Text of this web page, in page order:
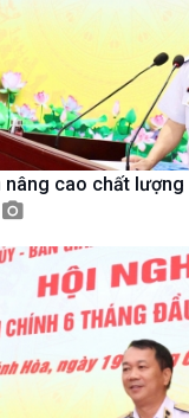
nâng cao chất